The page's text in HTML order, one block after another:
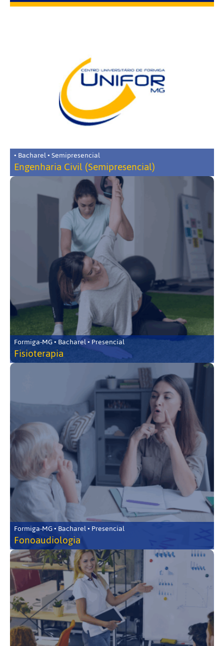
• Bacharel • Semipresencial
Engenharia Civil (Semipresencial)
Formiga-MG • Bacharel • Presencial
Fisioterapia
Formiga-MG • Bacharel • Presencial
Fonoaudiologia